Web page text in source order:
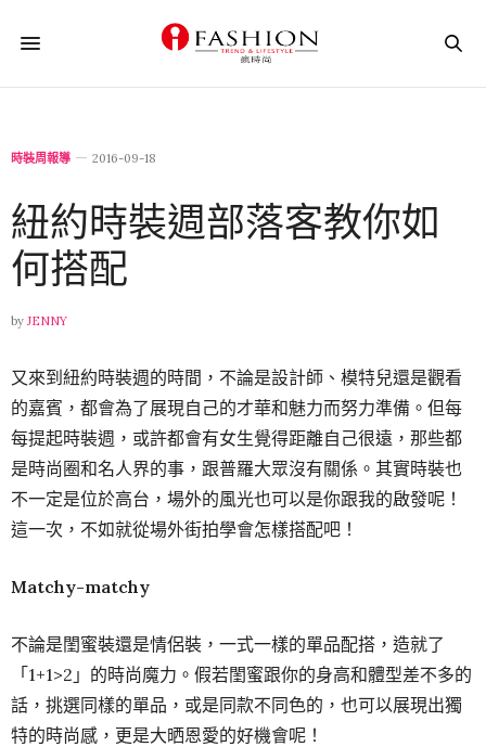
時裝周報導 2016-09-18
紐約時裝週部落客教你如
何搭配
by JENNY
又來到紐約時裝週的時間，不論是設計師、模特兒還是觀看
的嘉賓，都會為了展現自己的才華和魅力而努力準備。但每
每提起時裝週，或許都會有女生覺得距離自己很遠，那些都
是時尚圈和名人界的事，跟普羅大眾沒有關係。其實時裝也
不一定是位於高台，場外的風光也可以是你跟我的啟發呢！
這一次，不如就從場外街拍學會怎樣搭配吧！
Matchy-matchy
不論是閨蜜裝還是情侶裝，一式一樣的單品配搭，造就了
「1+1>2」的時尚魔力。假若閨蜜跟你的身高和體型差不多的
話，挑選同樣的單品，或是同款不同色的，也可以展現出獨
特的時尚感，更是大晒恩愛的好機會呢！